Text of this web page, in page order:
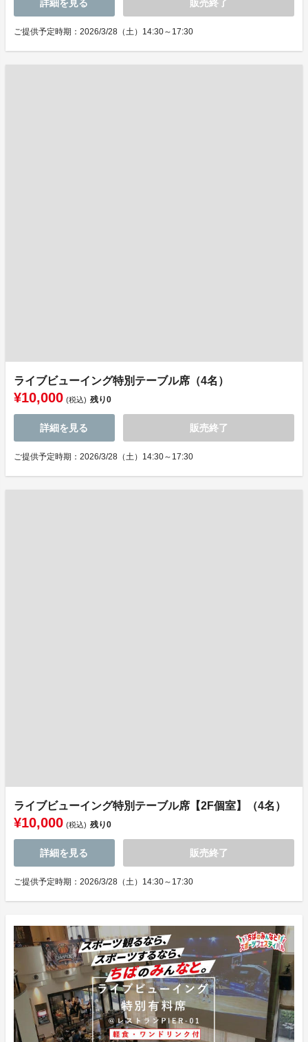
詳細を見る 販売終了
ご提供予定時期：2026/3/28（土）14:30～17:30
ライブビューイング特別テーブル席（4名）
¥10,000 (税込) 残り0
詳細を見る 販売終了
ご提供予定時期：2026/3/28（土）14:30～17:30
ライブビューイング特別テーブル席【2F個室】（4名）
¥10,000 (税込) 残り0
詳細を見る 販売終了
ご提供予定時期：2026/3/28（土）14:30～17:30